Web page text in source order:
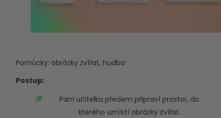
Pomůcky: obrázky zvířat, hudba
Postup:
Paní učitelka předem připraví prostor, do
kterého umístí obrázky zvířat.